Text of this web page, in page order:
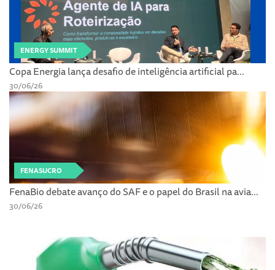
ENERGY SUMMIT
Copa Energia lança desafio de inteligência artificial pa...
30/06/26
FENASUCRO
FenaBio debate avanço do SAF e o papel do Brasil na avia...
30/06/26